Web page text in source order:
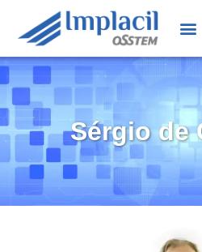
Sérgio de